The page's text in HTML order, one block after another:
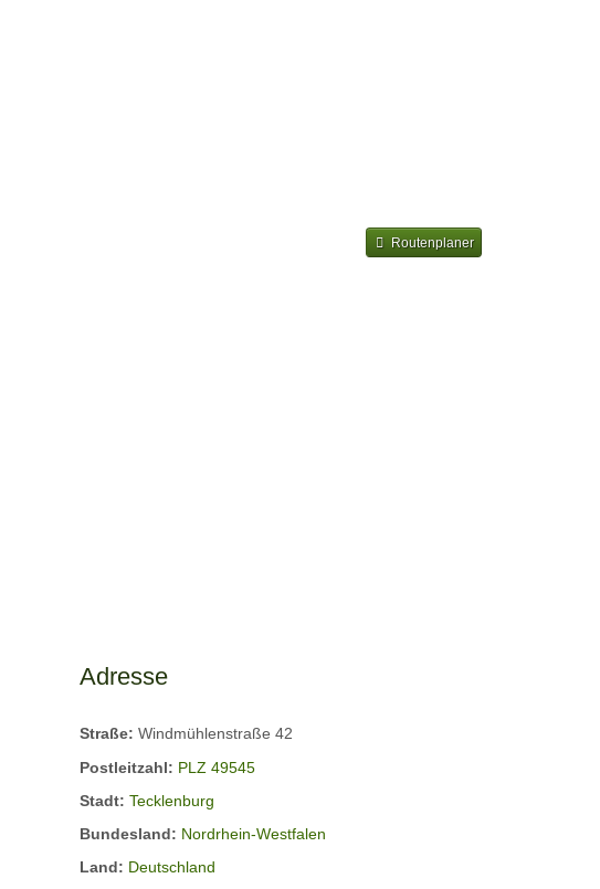
Routenplaner
Adresse
Straße:Windmühlenstraße 42
Postleitzahl: PLZ 49545
Stadt:Tecklenburg
Bundesland: Nordrhein-Westfalen
Land: Deutschland